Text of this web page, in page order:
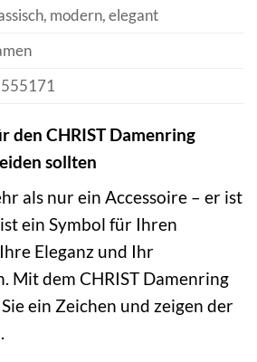
modern, elegant
den CHRIST Damenring
sollten
als nur ein Accessoire – er ist
ein Symbol für Ihren
Eleganz und Ihr
Mit dem CHRIST Damenring
ein Zeichen und zeigen der